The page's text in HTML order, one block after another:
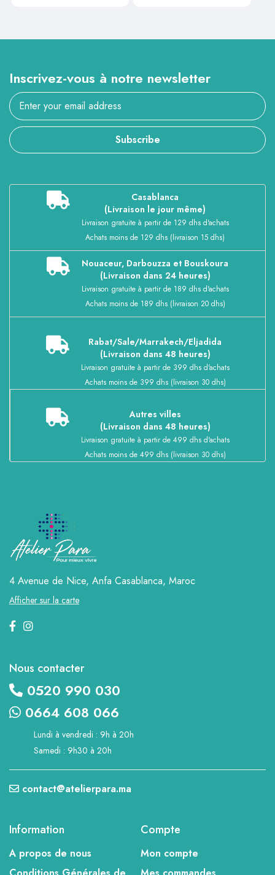
Inscrivez-vous à notre newsletter
Subscribe
Casablanca
(Livraison le jour même)
Livraison gratuite à partir de 129 dhs d'achats
Achats moins de 129 dhs (livraison 15 dhs)
Nouaceur, Darbouzza et Bouskoura
(Livraison dans 24 heures)
Livraison gratuite à partir de 189 dhs d'achats
Achats moins de 189 dhs (livraison 20 dhs)
Rabat/Sale/Marrakech/Eljadida
(Livraison dans 48 heures)
Livraison gratuite à partir de 399 dhs d'achats
Achats moins de 399 dhs (livraison 30 dhs)
Autres villes
(Livraison dans 48 heures)
Livraison gratuite à partir de 499 dhs d'achats
Achats moins de 499 dhs (livraison 30 dhs)
4 Avenue de Nice, Anfa Casablanca, Maroc
Afficher sur la carte
Nous contacter
0520 990 030
0664 608 066
Lundi à vendredi : 9h à 20h
Samedi : 9h30 à 20h
contact@atelierpara.ma
Information
A propos de nous
Compte
Mon compte